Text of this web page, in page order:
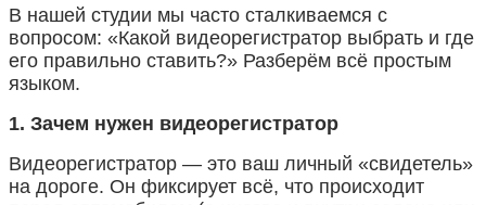
В нашей студии мы часто сталкиваемся с
вопросом: «Какой видеорегистратор выбрать и где
его правильно ставить?» Разберём всё простым
языком.
1. Зачем нужен видеорегистратор
Видеорегистратор — это ваш личный «свидетель»
на дороге. Он фиксирует всё, что происходит